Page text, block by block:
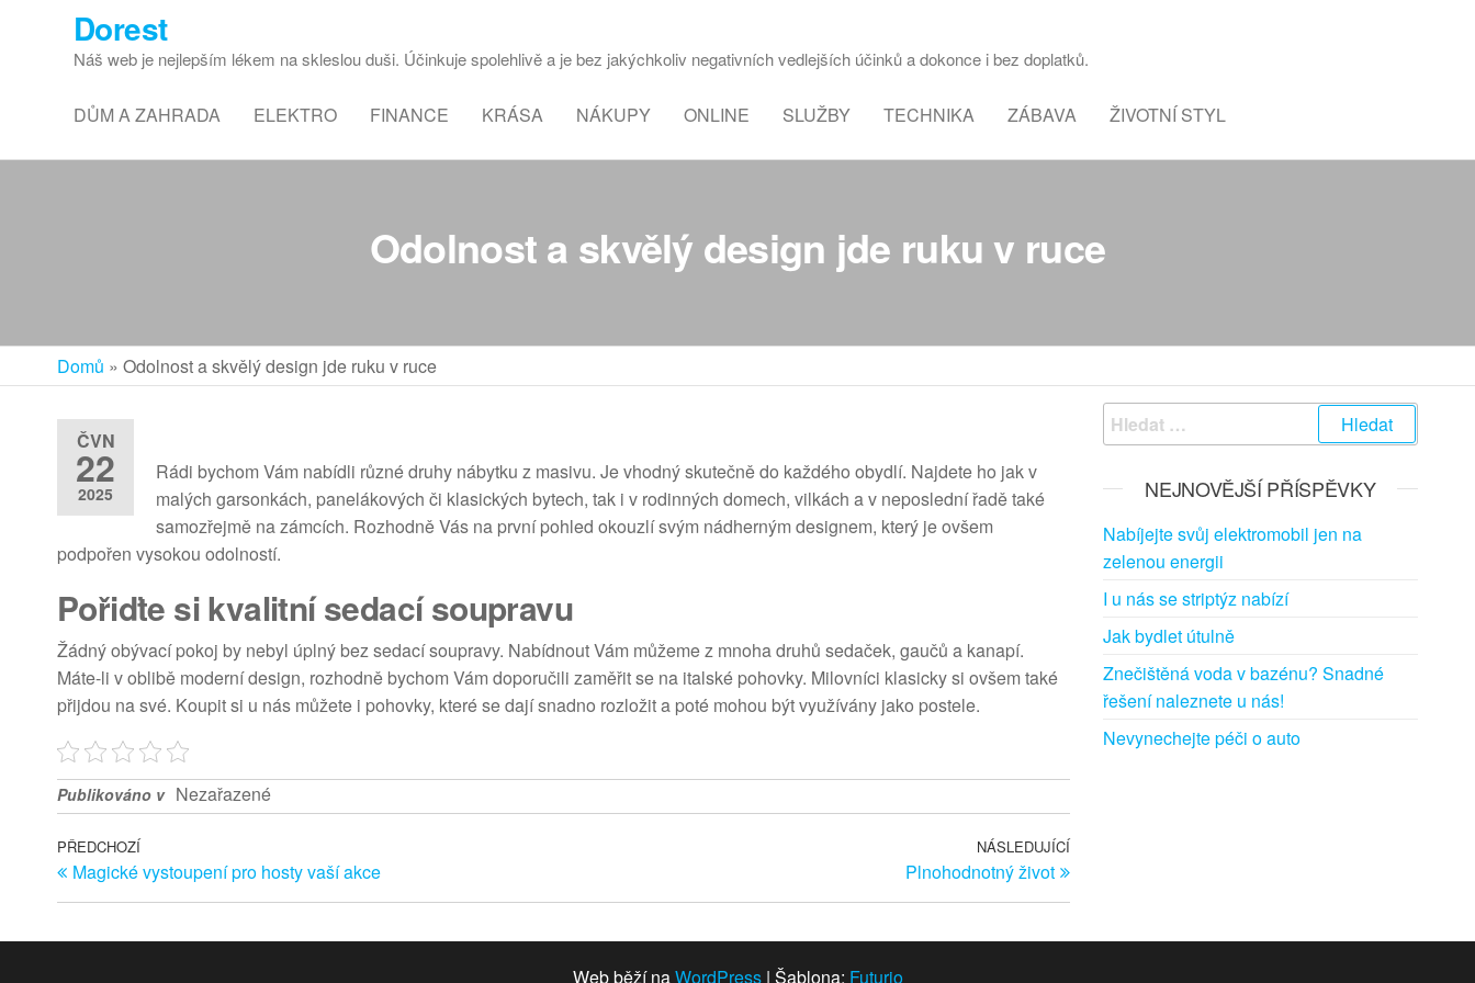
Dorest
Náš web je nejlepším lékem na skleslou duši. Účinkuje spolehlivě a je bez jakýchkoliv negativních vedlejších účinků a dokonce i bez doplatků.
DŮM A ZAHRADA ELEKTRO FINANCE KRÁSA NÁKUPY ONLINE SLUŽBY TECHNIKA ZÁBAVA ŽIVOTNÍ STYL
Odolnost a skvělý design jde ruku v ruce
Domů » Odolnost a skvělý design jde ruku v ruce
ČVN
22
2025
Rádi bychom Vám nabídli různé druhy nábytku z masivu. Je vhodný skutečně do každého obydlí. Najdete ho jak v
malých garsonkách, panelákových či klasických bytech, tak i v rodinných domech, vilkách a v neposlední řadě také
samozřejmě na zámcích. Rozhodně Vás na první pohled okouzlí svým nádherným designem, který je ovšem
podpořen vysokou odolností.
Pořiďte si kvalitní sedací soupravu
Žádný obývací pokoj by nebyl úplný bez sedací soupravy. Nabídnout Vám můžeme z mnoha druhů sedaček, gaučů a kanapí.
Máte-li v oblibě moderní design, rozhodně bychom Vám doporučili zaměřit se na italské pohovky. Milovníci klasicky si ovšem také
přijdou na své. Koupit si u nás můžete i pohovky, které se dají snadno rozložit a poté mohou být využívány jako postele.
Publikováno v Nezařazené
Navigace pro příspěvek
Předchozí článek
PŘEDCHOZÍ
Magické vystoupení pro hosty vaší akce
Následující příspěvek
NÁSLEDUJÍCÍ
Plnohodnotný život
Vyhledávání
NEJNOVĚJŠÍ PŘÍSPĚVKY
Nabíjejte svůj elektromobil jen na
zelenou energii
I u nás se striptýz nabízí
Jak bydlet útulně
Znečištěná voda v bazénu? Snadné
řešení naleznete u nás!
Nevynechejte péči o auto
Web běží naWordPress| Šablona: Futurio